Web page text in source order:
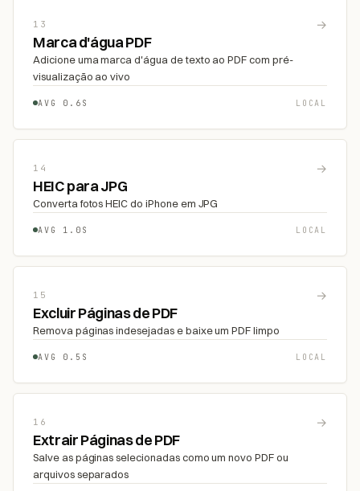
13 →
Marca d'água PDF
Adicione uma marca d'água de texto ao PDF com pré-
visualização ao vivo
AVG 0.6S LOCAL
14 →
HEIC para JPG
Converta fotos HEIC do iPhone em JPG
AVG 1.0S LOCAL
15 →
Excluir Páginas de PDF
Remova páginas indesejadas e baixe um PDF limpo
AVG 0.5S LOCAL
16 →
Extrair Páginas de PDF
Salve as páginas selecionadas como um novo PDF ou
arquivos separados